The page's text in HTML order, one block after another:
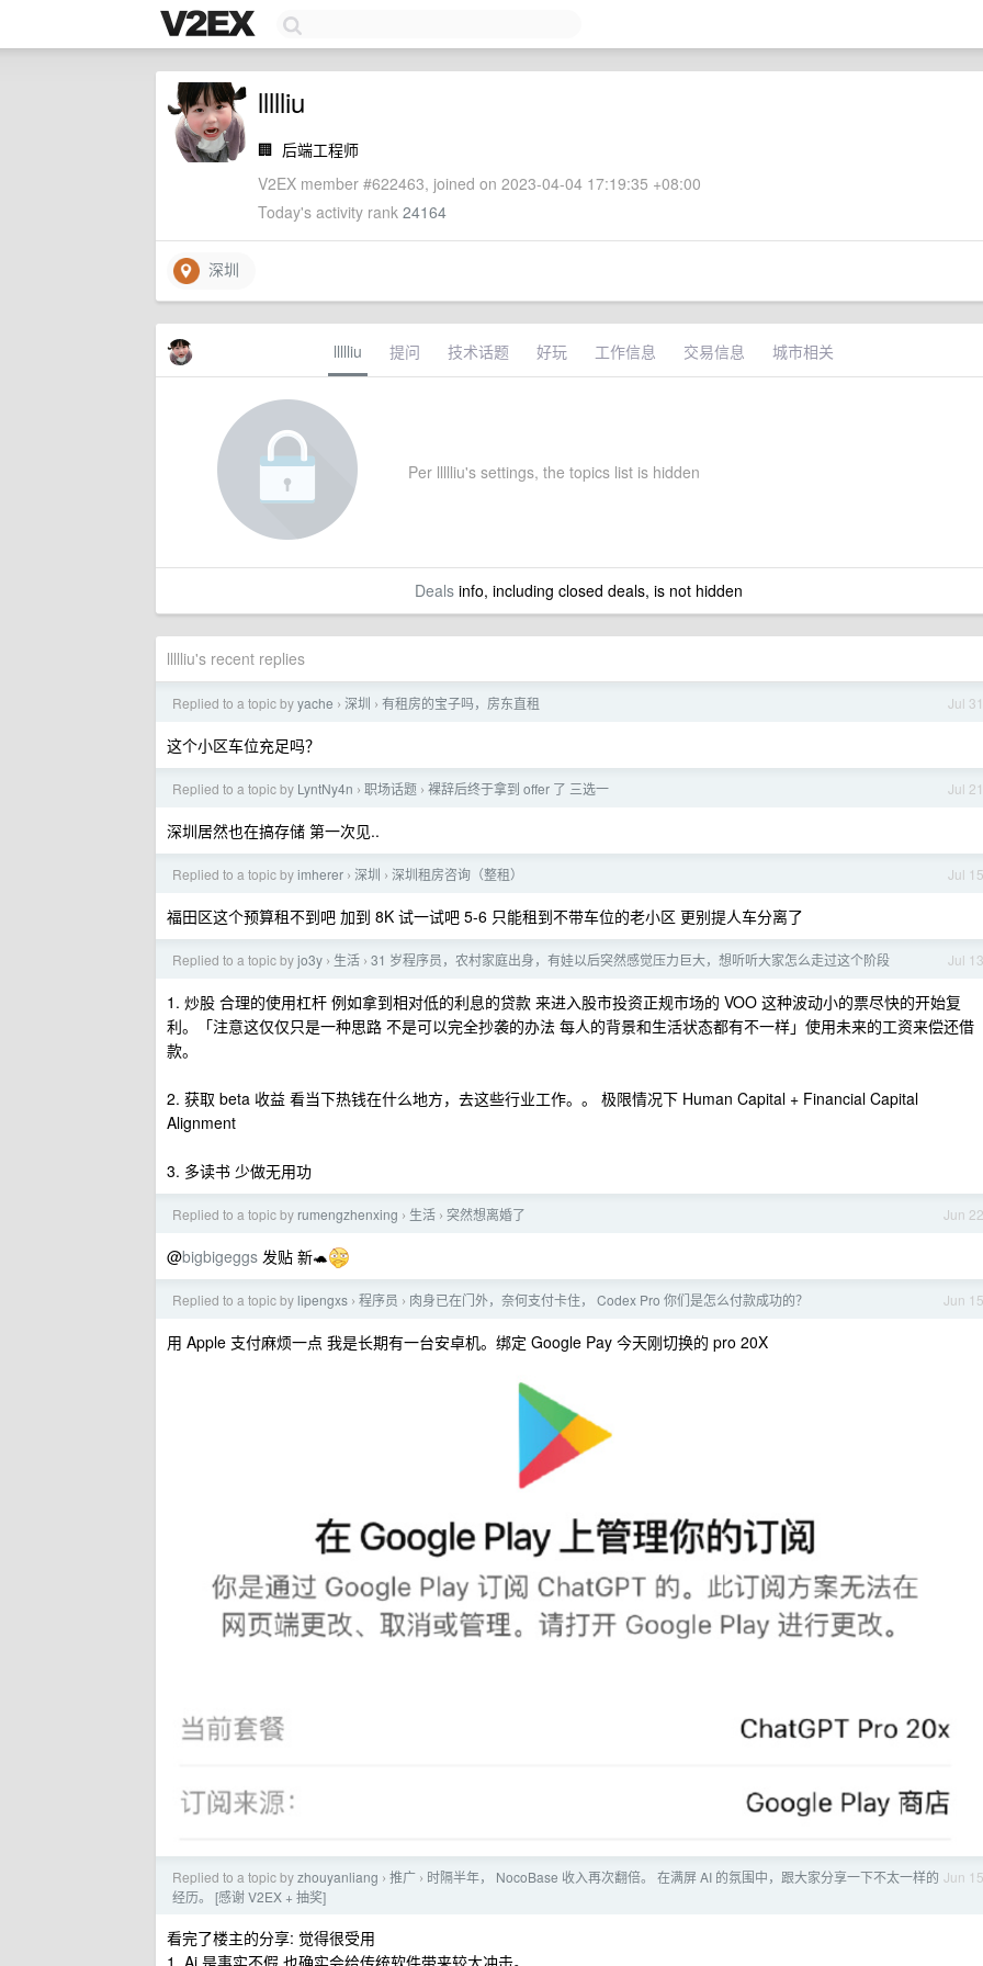
llllliu
🏢 后端工程师
V2EX member #622463, joined on 2023-04-04 17:19:35 +08:00
Today's activity rank 24164
深圳
llllliu 提问 技术话题 好玩 工作信息 交易信息 城市相关
Per llllliu's settings, the topics list is hidden
Dealsinfo, including closed deals, is not hidden
llllliu's recent replies
Jul 31
Replied to a topic byyache › 深圳 › 有租房的宝子吗，房东直租
这个小区车位充足吗？
Jul 21
Replied to a topic by LyntNy4n › 职场话题 › 裸辞后终于拿到 offer 了 三选一
深圳居然也在搞存储 第一次见..
Jul 15
Replied to a topic byimherer › 深圳 › 深圳租房咨询（整租）
福田区这个预算租不到吧 加到 8K 试一试吧 5-6 只能租到不带车位的老小区 更别提人车分离了
Jul 13
Replied to a topic byjo3y › 生活 › 31 岁程序员，农村家庭出身，有娃以后突然感觉压力巨大，想听听大家怎么走过这个阶段
1. 炒股 合理的使用杠杆 例如拿到相对低的利息的贷款 来进入股市投资正规市场的 VOO 这种波动小的票尽快的开始复
利。「注意这仅仅只是一种思路 不是可以完全抄袭的办法 每人的背景和生活状态都有不一样」使用未来的工资来偿还借
款。
2. 获取 beta 收益 看当下热钱在什么地方，去这些行业工作。。 极限情况下 Human Capital + Financial Capital
Alignment
3. 多读书 少做无用功
Jun 22
Replied to a topic by rumengzhenxing › 生活 › 突然想离婚了
@bigbigeggs 发贴 新🐢
Jun 15
Replied to a topic by lipengxs › 程序员 › 肉身已在门外，奈何支付卡住， Codex Pro 你们是怎么付款成功的？
用 Apple 支付麻烦一点 我是长期有一台安卓机。绑定 Google Pay 今天刚切换的 pro 20X
Jun 15
Replied to a topic byzhouyanliang › 推广 › 时隔半年， NocoBase 收入再次翻倍。 在满屏 AI 的氛围中，跟大家分享一下不太一样的
经历。 [感谢 V2EX + 抽奖]
看完了楼主的分享: 觉得很受用
1. Ai 是事实不假 也确实会给传统软件带来较大冲击。